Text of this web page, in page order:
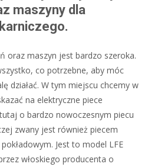
maszyny dla
oraz maszyn jest bardzo szeroka.
co potrzebne, aby móc
działać. W tym miejscu chcemy w
na elektryczne piece
o bardzo nowoczesnym piecu
zwany jest również piecem
Jest to model LFE
włoskiego producenta o